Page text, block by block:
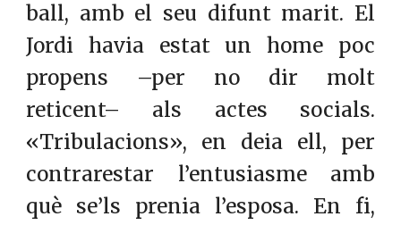
ball, amb el seu difunt marit. El
Jordi havia estat un home poc
propens –per no dir molt
reticent– als actes socials.
«Tribulacions», en deia ell, per
contrarestar l’entusiasme amb
què se’ls prenia l’esposa. En fi,